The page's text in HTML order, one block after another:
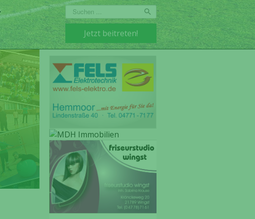
Suchen
Jetzt beitreten!